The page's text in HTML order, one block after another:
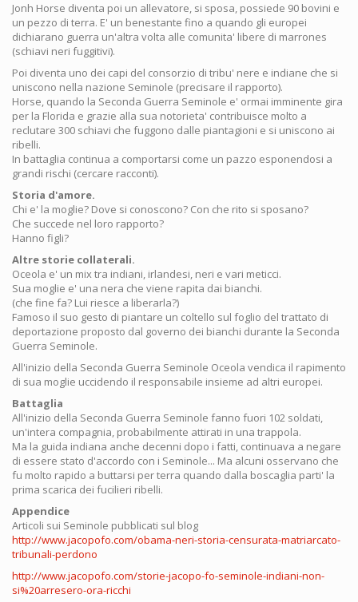
Jonh Horse diventa poi un allevatore, si sposa, possiede 90 bovini e
un pezzo di terra. E' un benestante fino a quando gli europei
dichiarano guerra un'altra volta alle comunita' libere di marrones
(schiavi neri fuggitivi).
Poi diventa uno dei capi del consorzio di tribu' nere e indiane che si
uniscono nella nazione Seminole (precisare il rapporto).
Horse, quando la Seconda Guerra Seminole e' ormai imminente gira
per la Florida e grazie alla sua notorieta' contribuisce molto a
reclutare 300 schiavi che fuggono dalle piantagioni e si uniscono ai
ribelli.
In battaglia continua a comportarsi come un pazzo esponendosi a
grandi rischi (cercare racconti).
Storia d'amore.
Chi e' la moglie? Dove si conoscono? Con che rito si sposano?
Che succede nel loro rapporto?
Hanno figli?
Altre storie collaterali.
Oceola e' un mix tra indiani, irlandesi, neri e vari meticci.
Sua moglie e' una nera che viene rapita dai bianchi.
(che fine fa? Lui riesce a liberarla?)
Famoso il suo gesto di piantare un coltello sul foglio del trattato di
deportazione proposto dal governo dei bianchi durante la Seconda
Guerra Seminole.
All'inizio della Seconda Guerra Seminole Oceola vendica il rapimento
di sua moglie uccidendo il responsabile insieme ad altri europei.
Battaglia
All'inizio della Seconda Guerra Seminole fanno fuori 102 soldati,
un'intera compagnia, probabilmente attirati in una trappola.
Ma la guida indiana anche decenni dopo i fatti, continuava a negare
di essere stato d'accordo con i Seminole... Ma alcuni osservano che
fu molto rapido a buttarsi per terra quando dalla boscaglia parti' la
prima scarica dei fucilieri ribelli.
Appendice
Articoli sui Seminole pubblicati sul blog
http://www.jacopofo.com/obama-neri-storia-censurata-matriarcato-
tribunali-perdono
http://www.jacopofo.com/storie-jacopo-fo-seminole-indiani-non-
si%20arresero-ora-ricchi